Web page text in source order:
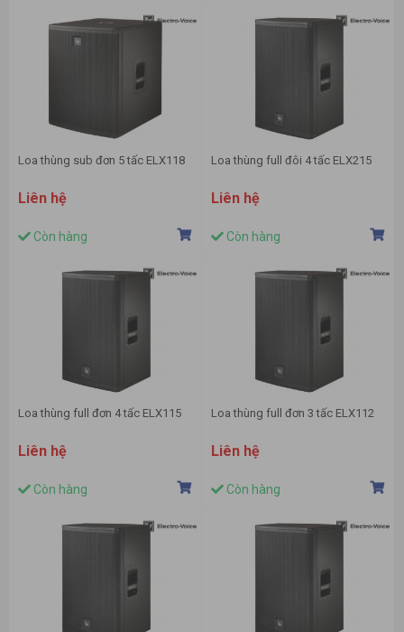
Loa thùng sub đơn 5 tấc ELX118
Liên hệ
Còn hàng
Loa thùng full đôi 4 tấc ELX215
Liên hệ
Còn hàng
Loa thùng full đơn 4 tấc ELX115
Liên hệ
Còn hàng
Loa thùng full đơn 3 tấc ELX112
Liên hệ
Còn hàng